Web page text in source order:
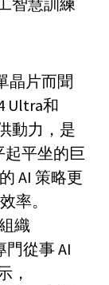
晶片而聞
Ultra和
動力，是
起平坐的巨
AI 策略更
率。
織
門從事 AI
，